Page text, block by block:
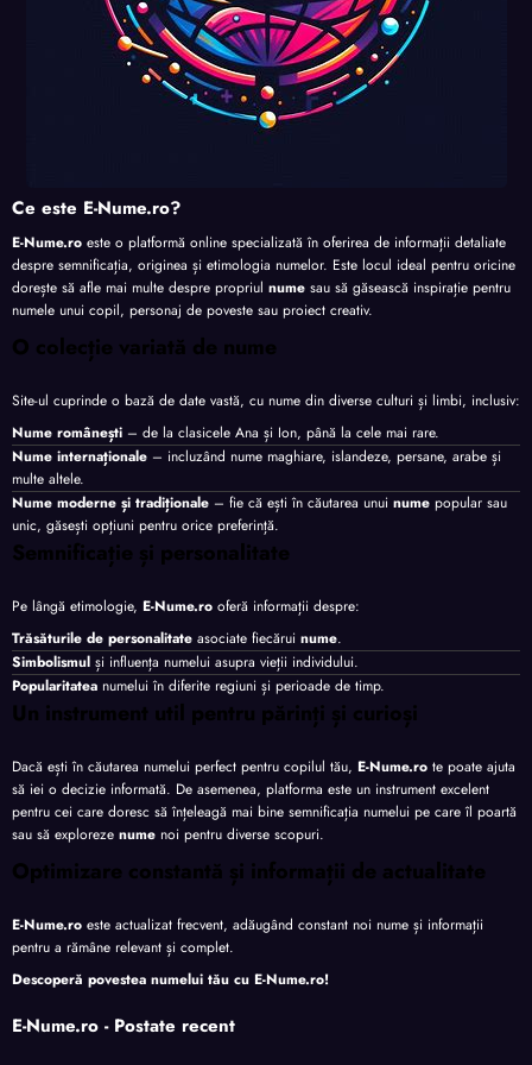
Ce este E-Nume.ro?
E-Nume.ro este o platformă online specializată în oferirea de informații detaliate
despre semnificația, originea și etimologia numelor. Este locul ideal pentru oricine
dorește să afle mai multe despre propriul nume sau să găsească inspirație pentru
numele unui copil, personaj de poveste sau proiect creativ.
O colecție variată de nume
Site-ul cuprinde o bază de date vastă, cu nume din diverse culturi și limbi, inclusiv:
Nume românești – de la clasicele Ana și Ion, până la cele mai rare.
Nume internaționale – incluzând nume maghiare, islandeze, persane, arabe și
multe altele.
Nume moderne și tradiționale – fie că ești în căutarea unui nume popular sau
unic, găsești opțiuni pentru orice preferință.
Semnificație și personalitate
Pe lângă etimologie, E-Nume.ro oferă informații despre:
Trăsăturile de personalitate asociate fiecărui nume.
Simbolismul și influența numelui asupra vieții individului.
Popularitatea numelui în diferite regiuni și perioade de timp.
Un instrument util pentru părinți și curioși
Dacă ești în căutarea numelui perfect pentru copilul tău, E-Nume.ro te poate ajuta
să iei o decizie informată. De asemenea, platforma este un instrument excelent
pentru cei care doresc să înțeleagă mai bine semnificația numelui pe care îl poartă
sau să exploreze nume noi pentru diverse scopuri.
Optimizare constantă și informații de actualitate
E-Nume.ro este actualizat frecvent, adăugând constant noi nume și informații
pentru a rămâne relevant și complet.
Descoperă povestea numelui tău cu E-Nume.ro!
E-Nume.ro - Postate recent